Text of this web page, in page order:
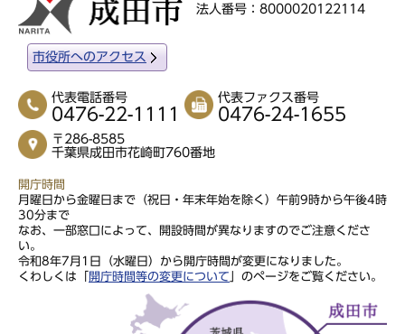
法人番号：8000020122114
市役所へのアクセス
代表電話番号
0476-22-1111
代表ファクス番号
0476-24-1655
〒286-8585
千葉県成田市花崎町760番地
開庁時間
月曜日から金曜日まで（祝日・年末年始を除く）午前9時から午後4時
30分まで
なお、一部窓口によって、開設時間が異なりますのでご注意くださ
い。
令和8年7月1日（水曜日）から開庁時間が変更になりました。
くわしくは「
開庁時間等の変更について 」のページをご覧ください。